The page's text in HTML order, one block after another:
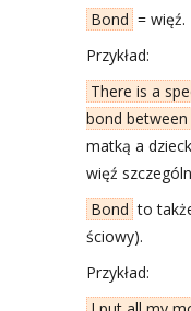
Bond = więź.
Przy­kład:
The­re is a
bond
mat­ką a
więź
Bond to
ścio­wy).
Przy­kład: